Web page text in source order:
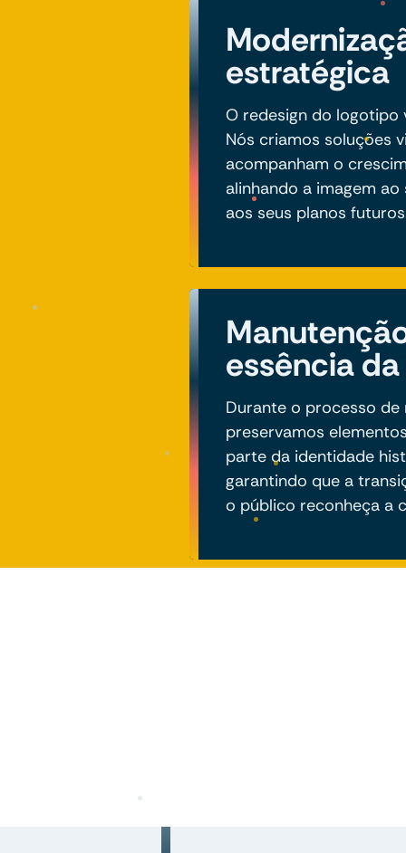
estratégica
O redesign do logotipo
Nós criamos soluções
acompanham o
alinhando a imagem
aos seus planos
essência
Durante o processo de
preservamos
parte da identidade
garantindo que a
o público reconheça a